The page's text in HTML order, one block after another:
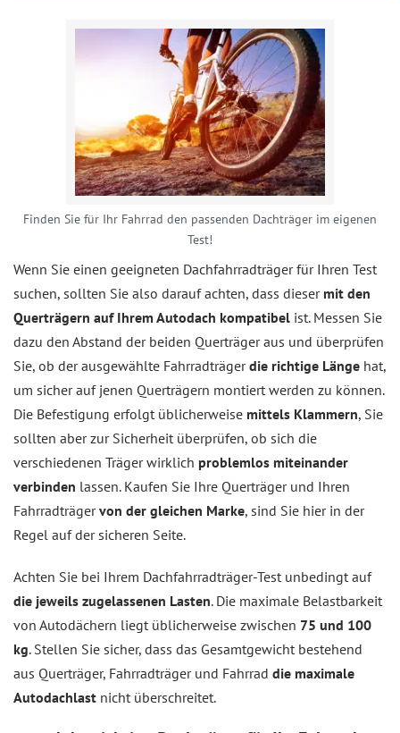
Finden Sie für Ihr Fahrrad den passenden Dachträger im eigenen
Test!
Wenn Sie einen geeigneten Dachfahrradträger für Ihren Test
suchen, sollten Sie also darauf achten, dass dieser mit den
Querträgern auf Ihrem Autodach kompatibel ist. Messen Sie
dazu den Abstand der beiden Querträger aus und überprüfen
Sie, ob der ausgewählte Fahrradträgerdie richtige Länge hat,
um sicher auf jenen Querträgern montiert werden zu können.
Die Befestigung erfolgt üblicherweise mittels Klammern, Sie
sollten aber zur Sicherheit überprüfen, ob sich die
verschiedenen Träger wirklich problemlos miteinander
verbinden lassen. Kaufen Sie Ihre Querträger und Ihren
Fahrradträgervon der gleichen Marke, sind Sie hier in der
Regel auf der sicheren Seite.
Achten Sie bei Ihrem Dachfahrradträger-Test unbedingt auf
die jeweils zugelassenen Lasten. Die maximale Belastbarkeit
von Autodächern liegt üblicherweise zwischen 75 und 100
kg. Stellen Sie sicher, dass das Gesamtgewicht bestehend
aus Querträger, Fahrradträger und Fahrrad die maximale
Autodachlast nicht überschreitet.